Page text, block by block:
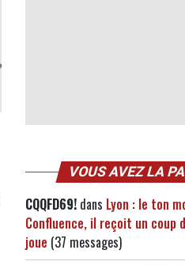
VOUS AVEZ LA
CQQFD69! dans Lyon : le ton
Confluence, il reçoit un coup
joue (37 messages)